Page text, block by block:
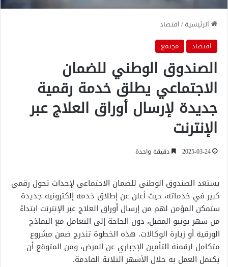
الرئيسية/اقتصاد
اقتصاد
مجتمع
الصندوق الوطني للضمان
الاجتماعي يطلق خدمة رقمية
جديدة لإرسال أوراق العلاج عبر
الإنترنت
2025-03-24 دقيقة واحدة
يستعد الصندوق الوطني للضمان الاجتماعي لإحداث تحول رقمي
كبير في خدماته، حيث أعلن عن إطلاق خدمة إلكترونية جديدة
ستمكن المؤمن لهم من إرسال أوراق العلاج عبر الإنترنت ابتداءً
من شهر يونيو المقبل، دون الحاجة إلى التعامل مع النماذج
الورقية أو زيارة الوكالات. هذه الخطوة تندرج ضمن مشروع
متكامل لرقمنة التأمين الإجباري عن المرض، ومن المتوقع أن
يكتمل العمل به خلال الأشهر الثلاثة القادمة.